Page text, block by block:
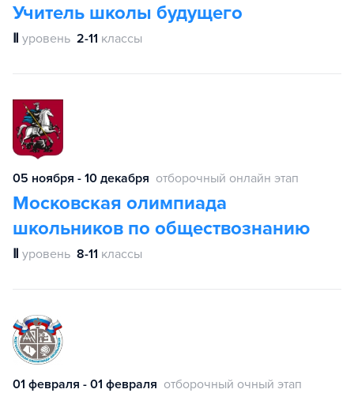
Учитель школы будущего
Ⅱ уровень 2-11 классы
05 ноября - 10 декабря отборочный онлайн этап
Московская олимпиада
школьников по обществознанию
Ⅱ уровень 8-11 классы
01 февраля - 01 февраля отборочный очный этап